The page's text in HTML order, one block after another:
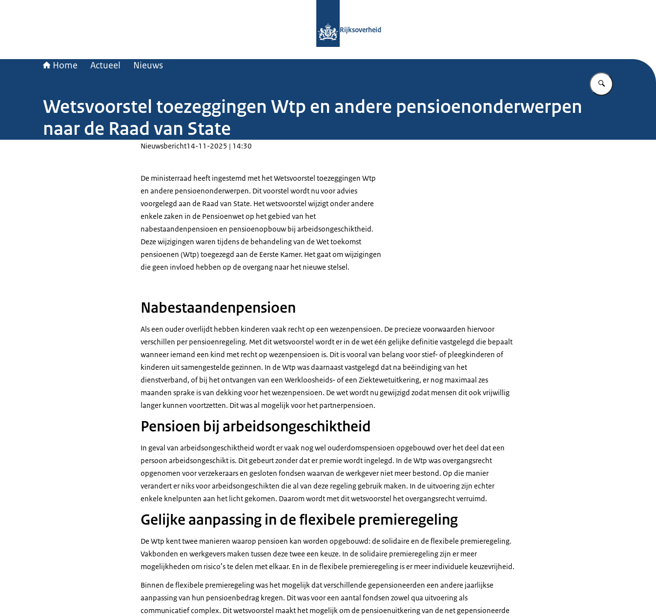
Rijksoverheid
Home Actueel Nieuws
Vul in wat u
Wetsvoorstel toezeggingen Wtp en andere pensioenonderwerpen
naar de Raad van State
Nieuwsbericht14-11-2025 | 14:30
De ministerraad heeft ingestemd met het Wetsvoorstel toezeggingen Wtp
en andere pensioenonderwerpen. Dit voorstel wordt nu voor advies
voorgelegd aan de Raad van State. Het wetsvoorstel wijzigt onder andere
enkele zaken in de Pensioenwet op het gebied van het
nabestaandenpensioen en pensioenopbouw bij arbeidsongeschiktheid.
Deze wijzigingen waren tijdens de behandeling van de Wet toekomst
pensioenen (Wtp) toegezegd aan de Eerste Kamer. Het gaat om wijzigingen
die geen invloed hebben op de overgang naar het nieuwe stelsel.
Nabestaandenpensioen
Als een ouder overlijdt hebben kinderen vaak recht op een wezenpensioen. De precieze voorwaarden hiervoor
verschillen per pensioenregeling. Met dit wetsvoorstel wordt er in de wet één gelijke definitie vastgelegd die bepaalt
wanneer iemand een kind met recht op wezenpensioen is. Dit is vooral van belang voor stief- of pleegkinderen of
kinderen uit samengestelde gezinnen. In de Wtp was daarnaast vastgelegd dat na beëindiging van het
dienstverband, of bij het ontvangen van een Werkloosheids- of een Ziektewetuitkering, er nog maximaal zes
maanden sprake is van dekking voor het wezenpensioen. De wet wordt nu gewijzigd zodat mensen dit ook vrijwillig
langer kunnen voortzetten. Dit was al mogelijk voor het partnerpensioen.
Pensioen bij arbeidsongeschiktheid
In geval van arbeidsongeschiktheid wordt er vaak nog wel ouderdomspensioen opgebouwd over het deel dat een
persoon arbeidsongeschikt is. Dit gebeurt zonder dat er premie wordt ingelegd. In de Wtp was overgangsrecht
opgenomen voor verzekeraars en gesloten fondsen waarvan de werkgever niet meer bestond. Op die manier
verandert er niks voor arbeidsongeschikten die al van deze regeling gebruik maken. In de uitvoering zijn echter
enkele knelpunten aan het licht gekomen. Daarom wordt met dit wetsvoorstel het overgangsrecht verruimd.
Gelijke aanpassing in de flexibele premieregeling
De Wtp kent twee manieren waarop pensioen kan worden opgebouwd: de solidaire en de flexibele premieregeling.
Vakbonden en werkgevers maken tussen deze twee een keuze. In de solidaire premieregeling zijn er meer
mogelijkheden om risico’s te delen met elkaar. En in de flexibele premieregeling is er meer individuele keuzevrijheid.
Binnen de flexibele premieregeling was het mogelijk dat verschillende gepensioneerden een andere jaarlijkse
aanpassing van hun pensioenbedrag kregen. Dit was voor een aantal fondsen zowel qua uitvoering als
communicatief complex. Dit wetsvoorstel maakt het mogelijk om de pensioenuitkering van de net gepensioneerde